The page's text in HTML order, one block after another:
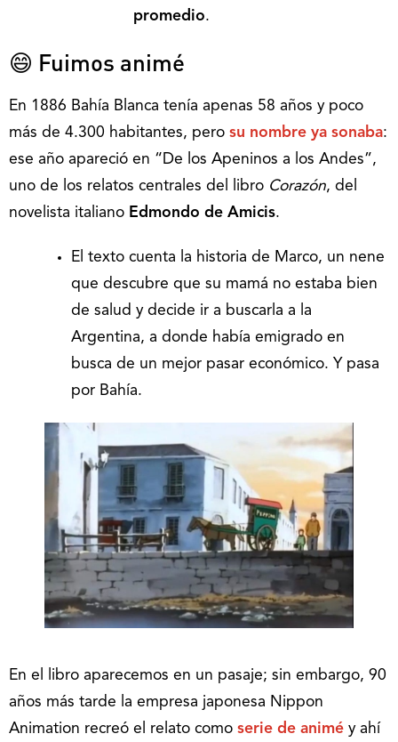
promedio.
😄 Fuimos animé
En 1886 Bahía Blanca tenía apenas 58 años y poco
más de 4.300 habitantes, pero su nombre ya sonaba:
ese año apareció en “De los Apeninos a los Andes”,
uno de los relatos centrales del libro Corazón, del
novelista italiano Edmondo de Amicis.
El texto cuenta la historia de Marco, un nene
que descubre que su mamá no estaba bien
de salud y decide ir a buscarla a la
Argentina, a donde había emigrado en
busca de un mejor pasar económico. Y pasa
por Bahía.
En el libro aparecemos en un pasaje; sin embargo, 90
años más tarde la empresa japonesa Nippon
Animation recreó el relato como serie de animé y ahí